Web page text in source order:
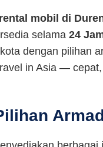
rental mobil di
selama 24
dengan pilihan
in Asia —